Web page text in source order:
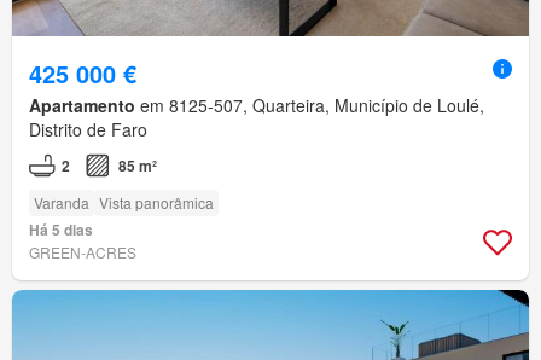
425 000 €
Apartamento em 8125-507, Quarteira, Município de Loulé,
Distrito de Faro
2 85 m²
Varanda Vista panorâmica
Há 5 dias
GREEN-ACRES